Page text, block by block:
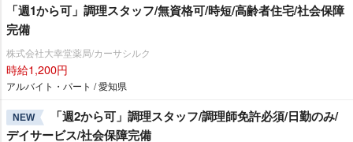
「週1から可」調理スタッフ/無資格可/時短/高齢者住宅/社会保障
完備
株式会社大幸堂薬局/カーサシルク
時給1,200円
アルバイト・パート / 愛知県
NEW
「週2から可」調理スタッフ/調理師免許必須/日勤のみ/
デイサービス/社会保障完備